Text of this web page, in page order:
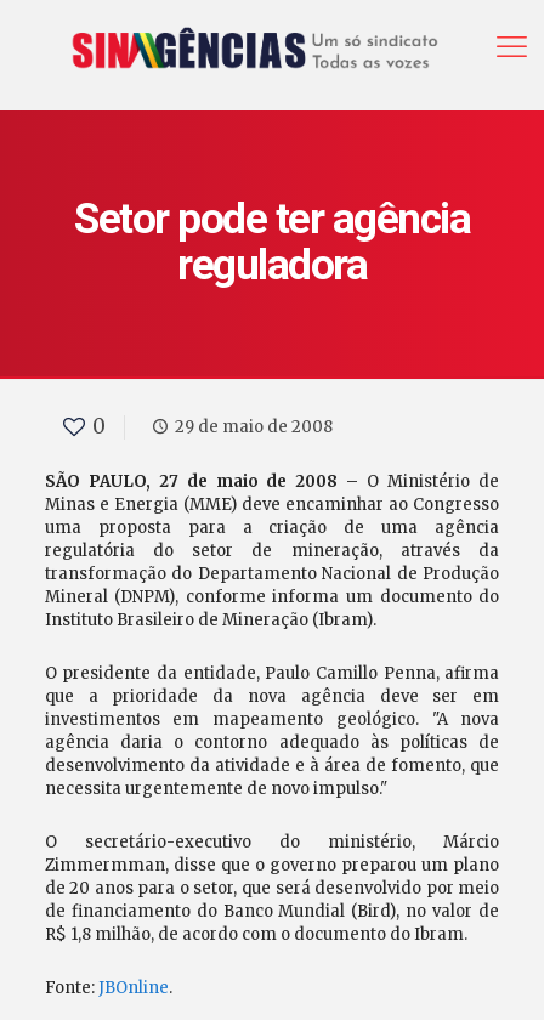
Setor pode ter agência
reguladora
0 29 de maio de 2008
SÃO PAULO, 27 de maio de 2008 – O Ministério de
Minas e Energia (MME) deve encaminhar ao Congresso
uma proposta para a criação de uma agência
regulatória do setor de mineração, através da
transformação do Departamento Nacional de Produção
Mineral (DNPM), conforme informa um documento do
Instituto Brasileiro de Mineração (Ibram).
O presidente da entidade, Paulo Camillo Penna, afirma
que a prioridade da nova agência deve ser em
investimentos em mapeamento geológico. "A nova
agência daria o contorno adequado às políticas de
desenvolvimento da atividade e à área de fomento, que
necessita urgentemente de novo impulso."
O secretário-executivo do ministério, Márcio
Zimmermman, disse que o governo preparou um plano
de 20 anos para o setor, que será desenvolvido por meio
de financiamento do Banco Mundial (Bird), no valor de
R$ 1,8 milhão, de acordo com o documento do Ibram.
Fonte:JBOnline.